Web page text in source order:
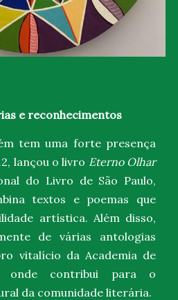
e reconhecimentos
tem uma forte presença
lançou o livro Eterno Olhar
do Livro de São Paulo,
textos e poemas que
artística. Além disso,
de várias antologias
vitalício da Academia de
onde contribui para o
da comunidade literária.